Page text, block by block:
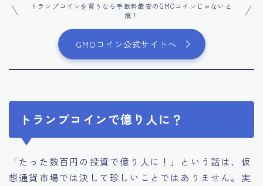
トランプコインを買うなら手数料最安のGMOコインじゃないと
損！
GMOコイン公式サイトへ
トランプコインで億り人に？
「たった数百円の投資で億り人に！」という話は、仮
想通貨市場では決して珍しいことではありません。実